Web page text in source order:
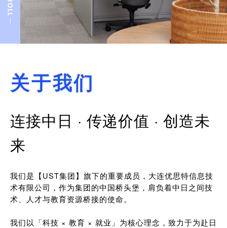
关于我们
连接中日 · 传递价值 · 创造未
来
我们是【UST集团】旗下的重要成员，大连优思特信息技
术有限公司，作为集团的中国桥头堡，肩负着中日之间技
术、人才与教育资源桥接的使命。
我们以「科技 × 教育 × 就业」为核心理念，致力于为赴日